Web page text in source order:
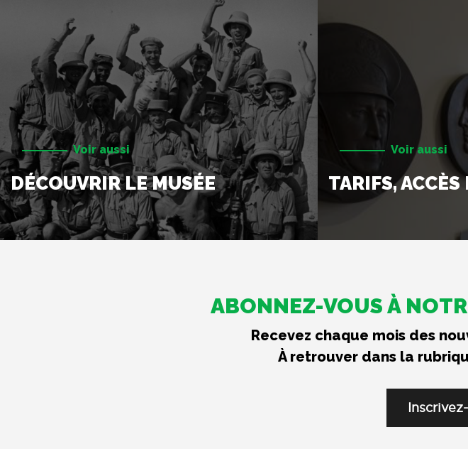
Voir aussi
DÉCOUVRIR LE MUSÉE
Voir aussi
TARIFS,
ABONNEZ-VOUS À
Recevez chaque mois des
À retrouver dans la